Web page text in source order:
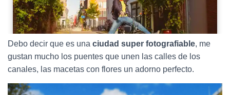
Debo decir que es una ciudad super fotografiable, me
gustan mucho los puentes que unen las calles de los
canales, las macetas con flores un adorno perfecto.